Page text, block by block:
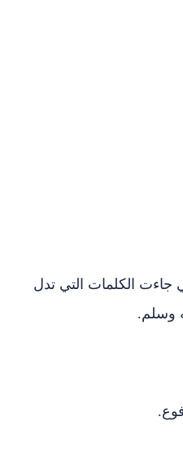
جاءت الكلمات التي تدل
وسلم.